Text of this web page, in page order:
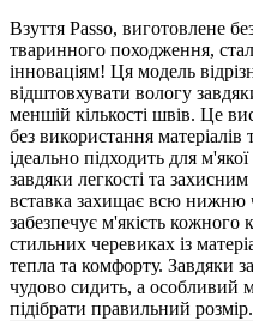
Взуття Passo, виготовлене
тваринного походження,
інноваціям! Ця модель
відштовхувати вологу
меншій кількості швів. Це
без використання
ідеально підходить для
завдяки легкості та
вставка захищає всю нижню
забезпечує м'якість кожного
стильних черевиках із
тепла та комфорту. Завдяки
чудово сидить, а особливий
підібрати правильний розмір.